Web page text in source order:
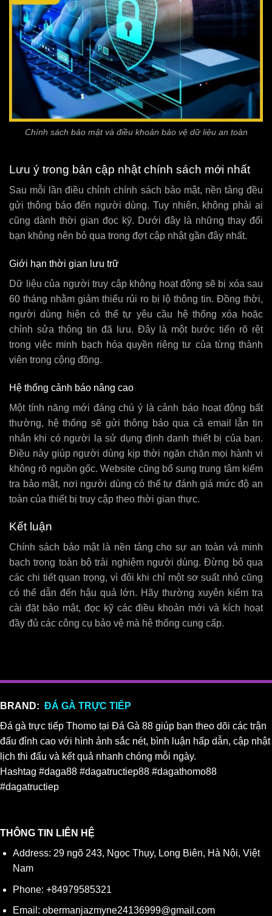
Chính sách bảo mật và điều khoản bảo vệ dữ liệu an toàn
Lưu ý trong bản cập nhật chính sách mới nhất
Sau mỗi lần điều chỉnh chính sách bảo mật, nền tảng đều
gửi thông báo đến người dùng. Tuy nhiên, không phải ai
cũng dành thời gian đọc kỹ. Dưới đây là những thay đổi
bạn không nên bỏ qua trong đợt cập nhật gần đây nhất.
Giới hạn thời gian lưu trữ
Dữ liệu của người truy cập không hoạt động sẽ bị xóa sau
60 tháng nhằm giảm thiểu rủi ro bị lộ thông tin. Đồng thời,
người dùng hiện có thể tự yêu cầu hệ thống xóa hoặc
chỉnh sửa thông tin đã lưu. Đây là một bước tiến rõ rệt
trong việc minh bạch hóa quyền riêng tư của từng thành
viên trong cộng đồng.
Hệ thống cảnh báo nâng cao
Một tính năng mới đáng chú ý là cảnh báo hoạt động bất
thường, hệ thống sẽ gửi thông báo qua cả email lẫn tin
nhắn khi có người lạ sử dụng định danh thiết bị của bạn.
Điều này giúp người dùng kịp thời ngăn chặn mọi hành vi
không rõ nguồn gốc. Website cũng bổ sung trung tâm kiểm
tra bảo mật, nơi người dùng có thể tự đánh giá mức độ an
toàn của thiết bị truy cập theo thời gian thực.
Kết luận
Chính sách bảo mật là nền tảng cho sự an toàn và minh
bạch trong toàn bộ trải nghiệm người dùng. Đừng bỏ qua
các chi tiết quan trọng, vì đôi khi chỉ một sơ suất nhỏ cũng
có thể dẫn đến hậu quả lớn. Hãy thường xuyên kiểm tra
cài đặt bảo mật, đọc kỹ các điều khoản mới và kích hoạt
đầy đủ các công cụ bảo vệ mà hệ thống cung cấp.
BRAND: ĐÁ GÀ TRỰC TIẾP
Đá gà trực tiếp Thomo tại Đá Gà 88 giúp bạn theo dõi các trận
đấu đỉnh cao với hình ảnh sắc nét, bình luận hấp dẫn, cập nhật
lịch thi đấu và kết quả nhanh chóng mỗi ngày.
Hashtag #daga88 #dagatructiep88 #dagathomo88
#dagatructiep
THÔNG TIN LIÊN HỆ
Address: 29 ngõ 243, Ngọc Thụy, Long Biên, Hà Nội, Việt
Nam
Phone: +84979585321
Email: obermanjazmyne24136999@gmail.com